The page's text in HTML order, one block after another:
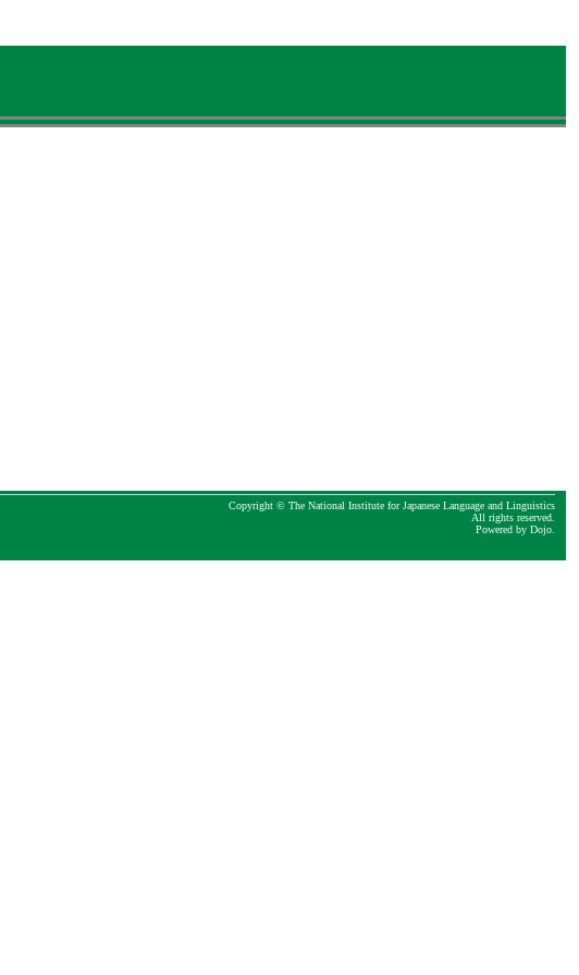
Copyright © The National Institute for Japanese Language and Linguistics
All rights reserved.
Powered by Dojo